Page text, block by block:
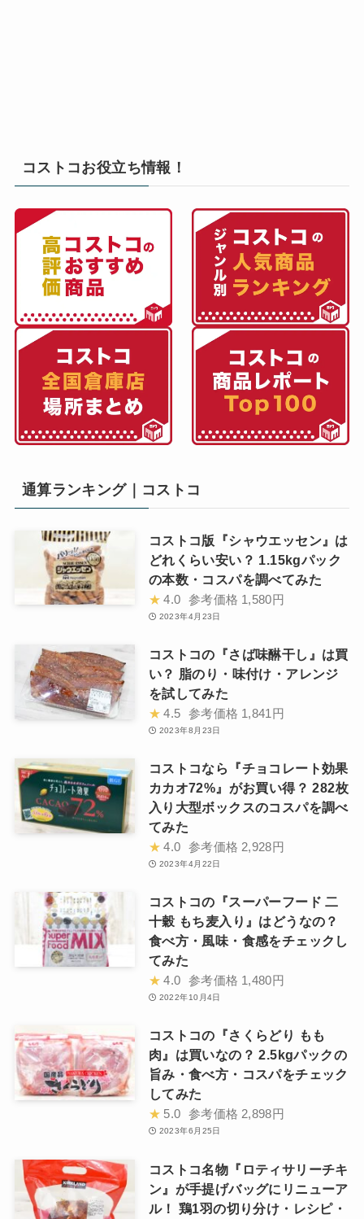
コストコお役立ち情報！
通算ランキング｜コストコ
コストコ版『シャウエッセン』は
どれくらい安い？ 1.15kgパック
の本数・コスパを調べてみた
★ 4.0 参考価格 1,580円
2023年4月23日
コストコの『さば味醂干し』は買
い？ 脂のり・味付け・アレンジ
を試してみた
★ 4.5 参考価格 1,841円
2023年8月23日
コストコなら『チョコレート効果
カカオ72%』がお買い得？ 282枚
入り大型ボックスのコスパを調べ
てみた
★ 4.0 参考価格 2,928円
2023年4月22日
コストコの『スーパーフード 二
十穀 もち麦入り』はどうなの？
食べ方・風味・食感をチェックし
てみた
★ 4.0 参考価格 1,480円
2022年10月4日
コストコの『さくらどり もも
肉』は買いなの？ 2.5kgパックの
旨み・食べ方・コスパをチェック
してみた
★ 5.0 参考価格 2,898円
2023年6月25日
コストコ名物『ロティサリーチキ
ン』が手提げバッグにリニューア
ル！ 鶏1羽の切り分け・レシピ・